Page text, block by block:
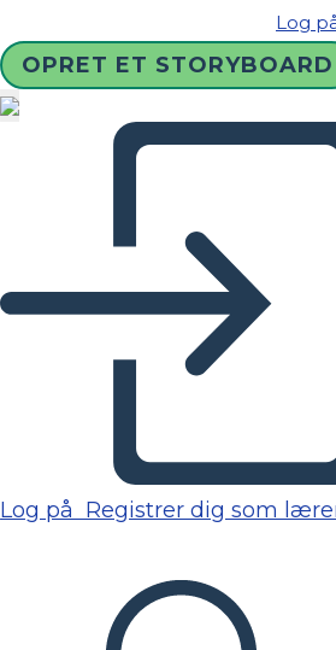
Log
OPRET ET STORYBOARD
Log på Registrer dig som